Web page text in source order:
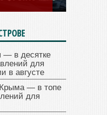
— в десятке
для
в августе
Крыма — в топе
для